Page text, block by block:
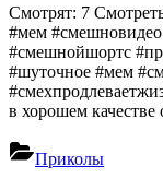
Смотрят: 7
#мем
#смешнойшортс
#шуточное #мем
в хорошем качестве
Приколы